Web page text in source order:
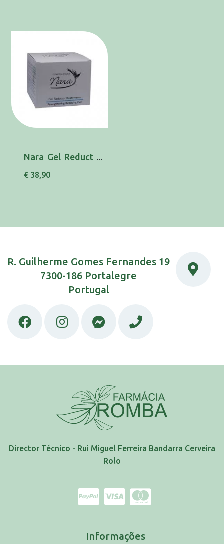
Nara Gel Reduct Refirm 200 Ml
€ 38,90
R. Guilherme Gomes Fernandes 19
7300-186 Portalegre
Portugal
Director Técnico - Rui Miguel Ferreira Bandarra Cerveira
Rolo
Informações